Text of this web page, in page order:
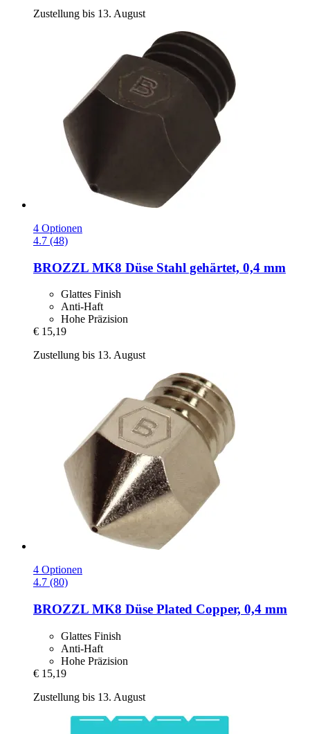
Zustellung bis 13. August
4 Optionen
4.7 (48)
BROZZL MK8 Düse Stahl gehärtet, 0,4 mm
Glattes Finish
Anti-Haft
Hohe Präzision
€ 15,19
Zustellung bis 13. August
4 Optionen
4.7 (80)
BROZZL MK8 Düse Plated Copper, 0,4 mm
Glattes Finish
Anti-Haft
Hohe Präzision
€ 15,19
Zustellung bis 13. August